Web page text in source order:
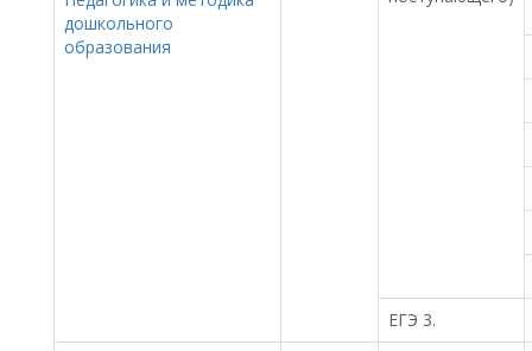
дошкольного
образования
ЕГЭ 3.